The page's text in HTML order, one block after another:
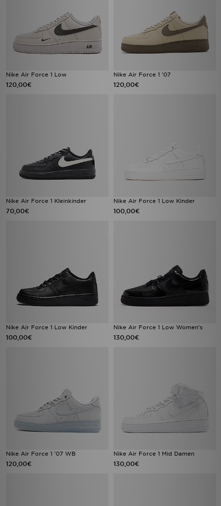
Nike Air Force 1 Low
120,00€
Nike Air Force 1 '07
120,00€
Nike Air Force 1 Kleinkinder
70,00€
Nike Air Force 1 Low Kinder
100,00€
Nike Air Force 1 Low Kinder
100,00€
Nike Air Force 1 Low Women's
130,00€
Nike Air Force 1 '07 WB
120,00€
Nike Air Force 1 Mid Damen
130,00€